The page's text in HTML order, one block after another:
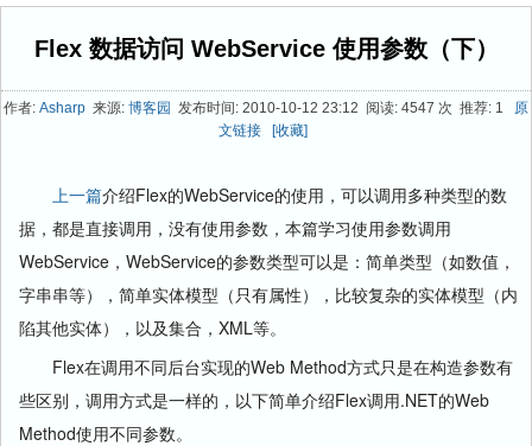
最新文章
Flex 数据访问 WebService 使用参数（下）
作者: Asharp 来源: 博客园 发布时间: 2010-10-12 23:12 阅读: 4547 次 推荐: 1 原
文链接
[收藏]
上一篇介绍Flex的WebService的使用，可以调用多种类型的数
据，都是直接调用，没有使用参数，本篇学习使用参数调用
WebService，WebService的参数类型可以是：简单类型（如数值，
字串串等），简单实体模型（只有属性），比较复杂的实体模型（内
陷其他实体），以及集合，XML等。
Flex在调用不同后台实现的Web Method方式只是在构造参数有
些区别，调用方式是一样的，以下简单介绍Flex调用.NET的Web
Method使用不同参数。